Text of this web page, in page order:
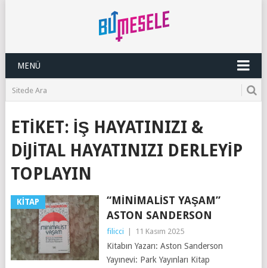
MENÜ
ETIKET: İŞ HAYATINIZI &
DIJITAL HAYATINIZI DERLEYIP
TOPLAYIN
KITAP
“MINIMALIST YAŞAM”
ASTON SANDERSON
filicci 11 Kasım 2025
Kitabın Yazarı: Aston Sanderson
Yayınevi: Park Yayınları Kitap